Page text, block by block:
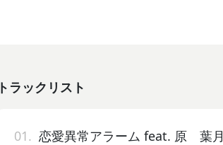
トラックリスト
01. 恋愛異常アラーム feat. 原 葉月